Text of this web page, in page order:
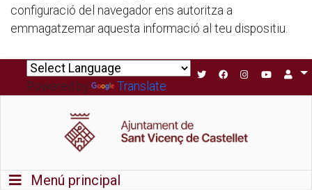
configuració del navegador ens autoritza a
emmagatzemar aquesta informació al teu dispositiu.
Powered by Translate
Commutador de navegació
Menú principal